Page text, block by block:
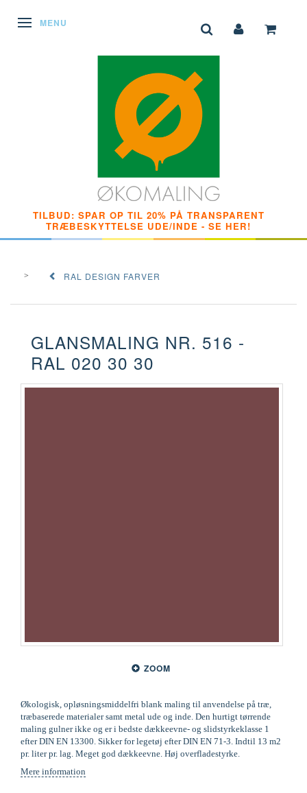
SKIFTE NAVIGATION
MENU
TILBUD: SPAR OP TIL 20% PÅ TRANSPARENT
TRÆBESKYTTELSE UDE/INDE - SE HER!
RAL DESIGN FARVER
GLANSMALING NR. 516 -
RAL 020 30 30
ZOOM
Økologisk, opløsningsmiddelfri blank maling til anvendelse på træ,
træbaserede materialer samt metal ude og inde. Den hurtigt tørrende
maling gulner ikke og er i bedste dækkeevne- og slidstyrkeklasse 1
efter DIN EN 13300. Sikker for legetøj efter DIN EN 71-3. Indtil 13 m2
pr. liter pr. lag. Meget god dækkeevne. Høj overfladestyrke.
Mere information